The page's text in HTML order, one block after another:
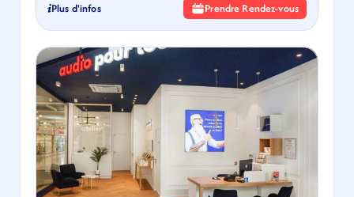
Plus d'infos Prendre Rendez-vous